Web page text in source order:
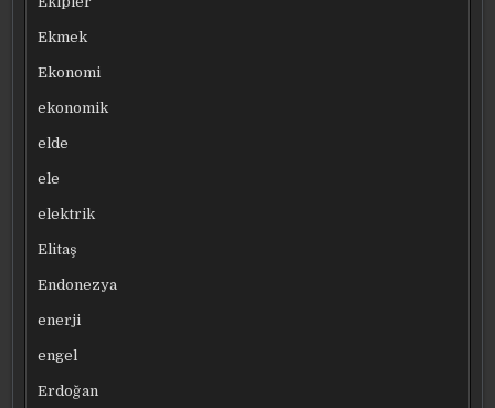
Ekmek
Ekonomi
ekonomik
elde
ele
elektrik
Elitaş
Endonezya
enerji
engel
Erdoğan